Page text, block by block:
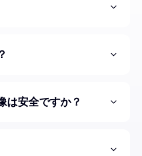
は安全ですか？